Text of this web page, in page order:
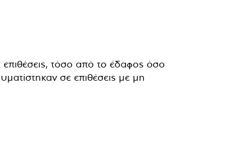
τόσο από το έδαφος όσο
σε επιθέσεις με μη